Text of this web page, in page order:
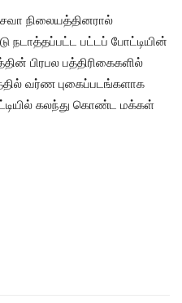
நிலையத்தினரால்
பட்டப் போட்டியின்
பிரபல பத்திரிகைகளில்
வர்ண புகைப்படங்களாக
கலந்து கொண்ட மக்கள்